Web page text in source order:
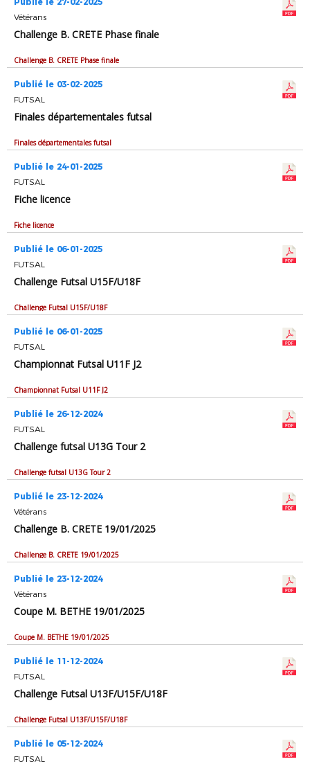
Vétérans
Challenge B. CRETE Phase finale
Challenge B. CRETE Phase finale
Publié le 03-02-2025
FUTSAL
Finales départementales futsal
Finales départementales futsal
Publié le 24-01-2025
FUTSAL
Fiche licence
Fiche licence
Publié le 06-01-2025
FUTSAL
Challenge Futsal U15F/U18F
Challenge Futsal U15F/U18F
Publié le 06-01-2025
FUTSAL
Championnat Futsal U11F J2
Championnat Futsal U11F J2
Publié le 26-12-2024
FUTSAL
Challenge futsal U13G Tour 2
Challenge futsal U13G Tour 2
Publié le 23-12-2024
Vétérans
Challenge B. CRETE 19/01/2025
Challenge B. CRETE 19/01/2025
Publié le 23-12-2024
Vétérans
Coupe M. BETHE 19/01/2025
Coupe M. BETHE 19/01/2025
Publié le 11-12-2024
FUTSAL
Challenge Futsal U13F/U15F/U18F
Challenge Futsal U13F/U15F/U18F
Publié le 05-12-2024
FUTSAL